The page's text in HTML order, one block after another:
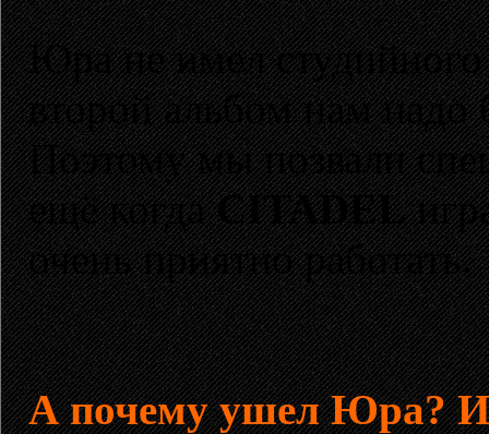
Юра не имел
второй альбом нам
Поэтому мы позвали
ещё когдаCITADEL
очень приятно работать.
А почему ушел Юра? И